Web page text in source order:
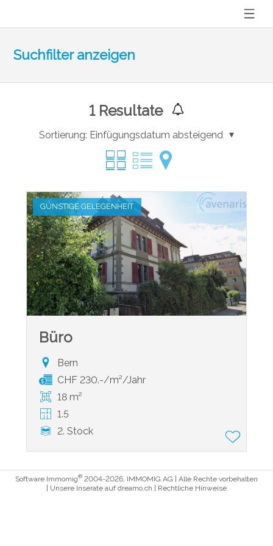
Suchfilter anzeigen
1Resultate
Sortierung: Einfügungsdatum absteigend
GÜNSTIGE GELEGENHEIT
Büro
Bern
CHF 230.-/m²/Jahr
18 m²
1.5
2. Stock
Software Immomig® 2004-2026, IMMOMIG AG | Alle Rechte vorbehalten
| Unsere Inserate auf dreamo.ch Rechtliche Hinweise